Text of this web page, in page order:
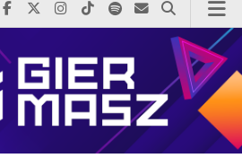
Najlepiej po prostu do nas zadzwoń
Odwiedź nas na Facebook-u
Odwiedź nas na X
Odwiedź nas na Instagram-ie
Odwiedź nas na TikTok-u
Szukaj nas na Spotify
Wyślij do nas
Szukaj